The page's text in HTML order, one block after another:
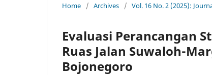
Home / Archives / Vol. 16 No. 2 (2025):
Evaluasi Perancangan
Ruas Jalan Suwaloh-
Bojonegoro